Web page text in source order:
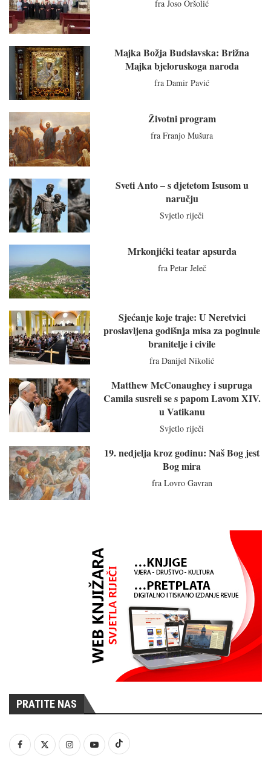
fra Joso Oršolić
Majka Božja Budslavska: Brižna
Majka bjeloruskoga naroda
fra Damir Pavić
Životni program
fra Franjo Mušura
Sveti Anto – s djetetom Isusom u
naručju
Svjetlo riječi
Mrkonjićki teatar apsurda
fra Petar Jeleč
Sjećanje koje traje: U Neretvici
proslavljena godišnja misa za poginule
branitelje i civile
fra Danijel Nikolić
Matthew McConaughey i supruga
Camila susreli se s papom Lavom XIV.
u Vatikanu
Svjetlo riječi
19. nedjelja kroz godinu: Naš Bog jest
Bog mira
fra Lovro Gavran
PRATITE NAS